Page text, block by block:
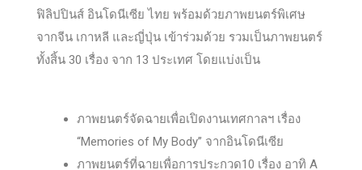
ฟิลิปปินส์ อินโดนีเซีย ไทย พร้อมด้วยภาพยนตร์พิเศษ
จากจีน เกาหลี และญี่ปุ่น เข้าร่วมด้วย รวมเป็นภาพยนตร์
ทั้งสิ้น 30 เรื่อง จาก 13 ประเทศ โดยแบ่งเป็น
ภาพยนตร์จัดฉายเพื่อเปิดงานเทศกาลฯ เรื่อง
“Memories of My Body” จากอินโดนีเซีย
ภาพยนตร์ที่ฉายเพื่อการประกวด10 เรื่อง อาทิ A